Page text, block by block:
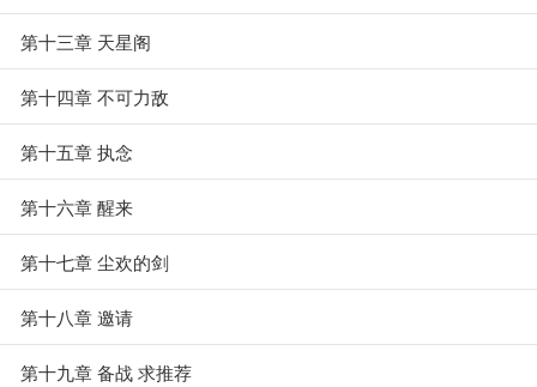
第十三章 天星阁
第十四章 不可力敌
第十五章 执念
第十六章 醒来
第十七章 尘欢的剑
第十八章 邀请
第十九章 备战 求推荐